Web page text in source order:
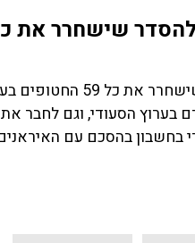
"נוכל להגיע
בערוץ הסעודי, וגם לחבר
בחשבון בהסכם עם